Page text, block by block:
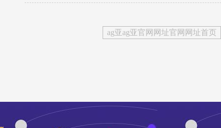
ag亚ag亚官网网址官网网址首页